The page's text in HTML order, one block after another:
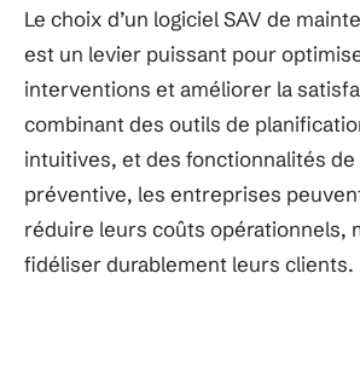
Le choix d’un logiciel SAV de
est un levier puissant pour
interventions et améliorer la
combinant des outils de
intuitives, et des fonctionnalités
préventive, les entreprises
réduire leurs coûts opérationnels,
fidéliser durablement leurs clients.